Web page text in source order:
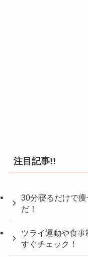
注目記事!!
30分寝るだけで
だ！
ツライ運動や食
すぐチェック！